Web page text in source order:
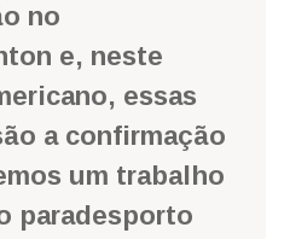
no
e, neste
essas
a confirmação
um trabalho
paradesporto